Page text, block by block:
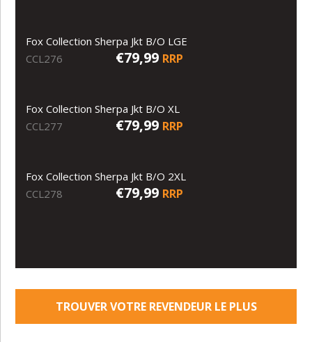
Fox Collection Sherpa Jkt B/O LGE
CCL276
€79,99 RRP
Fox Collection Sherpa Jkt B/O XL
CCL277
€79,99 RRP
Fox Collection Sherpa Jkt B/O 2XL
CCL278
€79,99 RRP
TROUVER VOTRE REVENDEUR LE PLUS